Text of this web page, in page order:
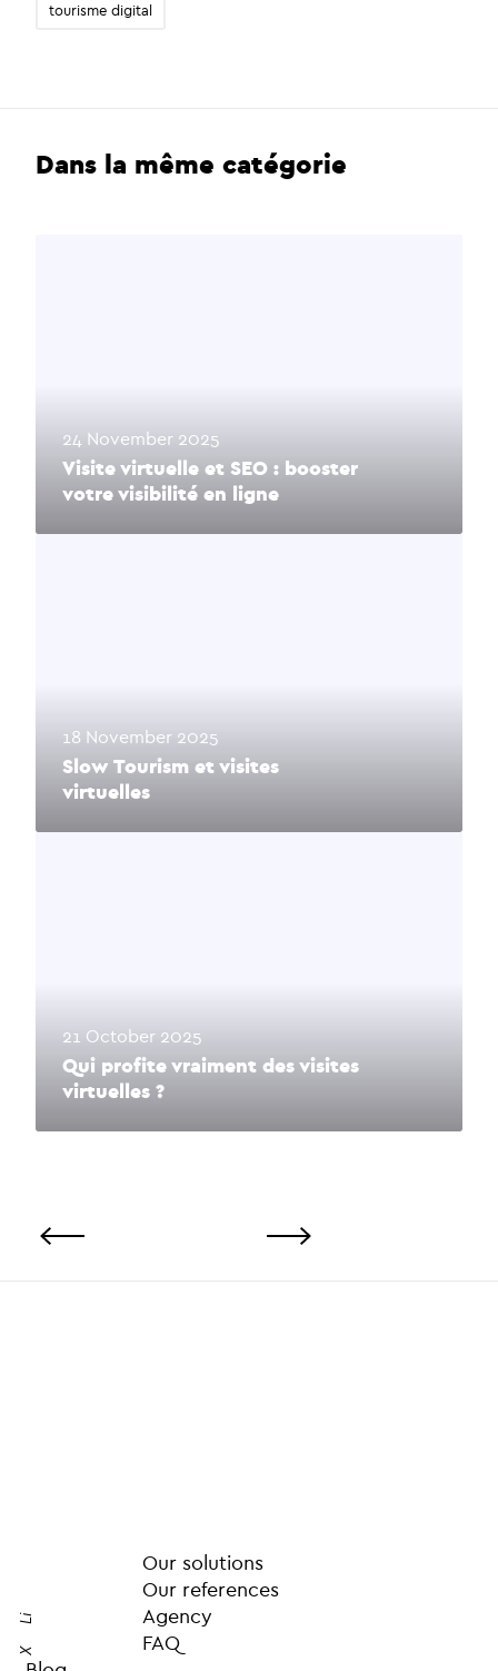
tourisme digital
X
Li
Dans la même catégorie
24 November 2025
Visite virtuelle et SEO : booster
votre visibilité en ligne
18 November 2025
Slow Tourism et visites
virtuelles
21 October 2025
Qui profite vraiment des visites
virtuelles ?
Our solutions
Our references
Agency
FAQ